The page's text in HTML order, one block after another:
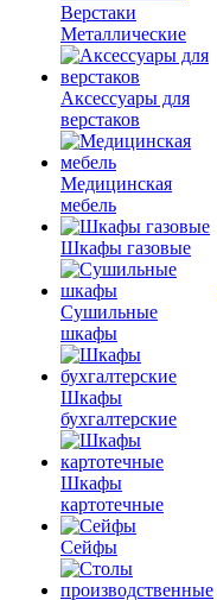
Верстаки
Металлические
Аксессуары для
верстаков
Медицинская
мебель
Шкафы газовые
Сушильные
шкафы
Шкафы
бухгалтерские
Шкафы
картотечные
Сейфы